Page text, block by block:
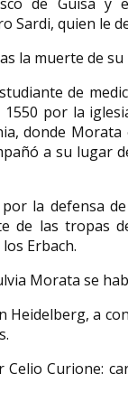
Sardi, quien le
la muerte de
de
por la
donde
a su lugar
la defensa
de las tropas
Erbach.
Morata se
a
Curione: